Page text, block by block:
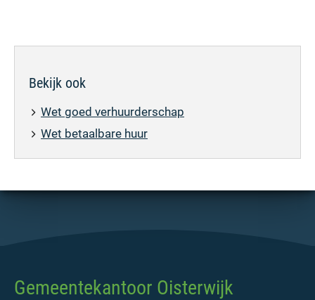
Bekijk ook
Wet goed verhuurderschap
Wet betaalbare huur
Gemeentekantoor Oisterwijk